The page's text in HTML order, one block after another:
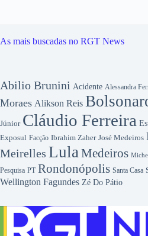
As mais buscadas no RGT News
Abilio Brunini Acidente Alessandra
Moraes Alikson Reis
Júnior Cláudio Ferreira
Exposul Facção Ibrahim Zaher José Medeiros
Meirelles Lula Medeiros
Pesquisa PT Rondonópolis Santa Casa
Wellington Fagundes Zé Do Pátio